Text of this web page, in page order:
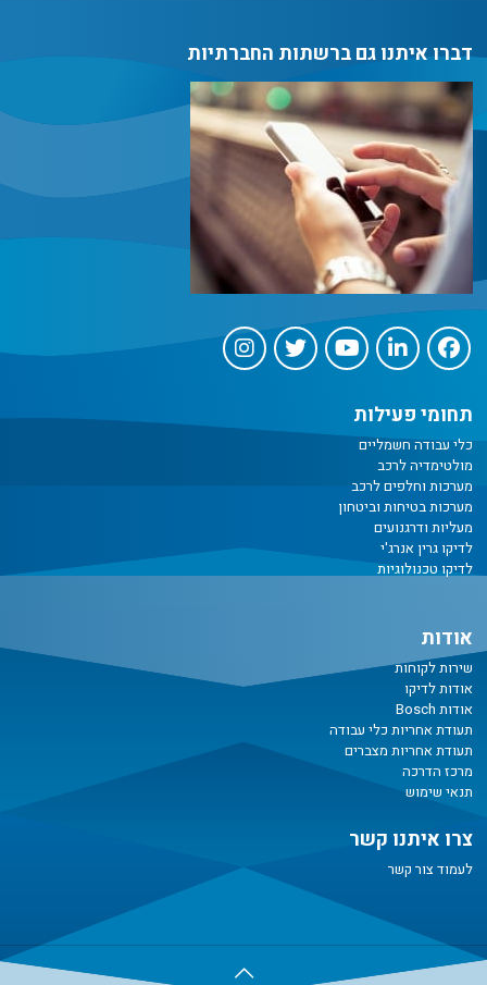
דברו איתנו גם ברשתות החברתיות
תחומי פעילות
כלי עבודה חשמליים
מולטימדיה לרכב
מערכות וחלפים לרכב
מערכות בטיחות וביטחון
מעליות ודרגנועים
לדיקו גרין אנרג'י
לדיקו טכנולוגיות
אודות
שירות לקוחות
אודות לדיקו
אודות Bosch
תעודת אחריות כלי עבודה
תעודת אחריות מצברים
מרכז הדרכה
תנאי שימוש
צרו איתנו קשר
לעמוד צור קשר